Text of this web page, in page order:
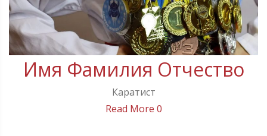
Имя Фамилия Отчество
Каратист
Read More 0